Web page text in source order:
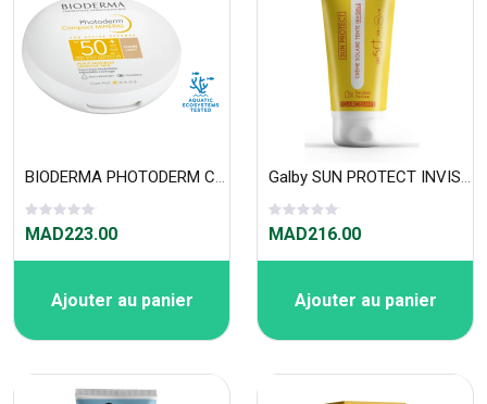
BIODERMA PHOTODERM COMPACT CLAIRE SPF50+ 10GR
MAD223.00
Ajouter au panier
Galby SUN PROTECT INVISIBLE SPF 50+ 50ml
MAD216.00
Ajouter au panier